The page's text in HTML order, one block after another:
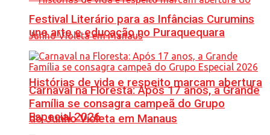
Histórias de vida e respeito marcam abertura
do Junho Violeta em Manaus
Festival Literário para as Infâncias Curumins
une arte e educação no Puraquequara
Carnaval na Floresta: Após 17 anos, a Grande
Família se consagra campeã do Grupo
Especial 2026